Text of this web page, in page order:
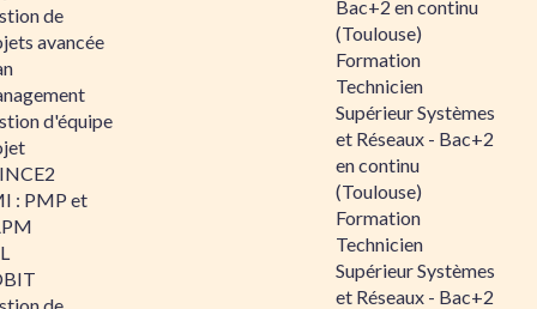
de
avancée
d'équipe
: PMP et
Bac+2 en continu
(Toulouse)
Formation
Technicien
Supérieur Systèmes
et Réseaux - Bac+2
en continu
(Toulouse)
Formation
Technicien
Supérieur Systèmes
et Réseaux - Bac+2